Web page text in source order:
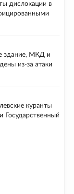
дислокации в
здание, МКД и
из-за атаки
куранты
Государственный